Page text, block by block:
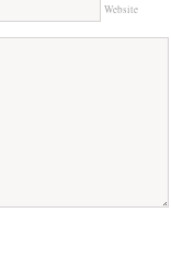
Website